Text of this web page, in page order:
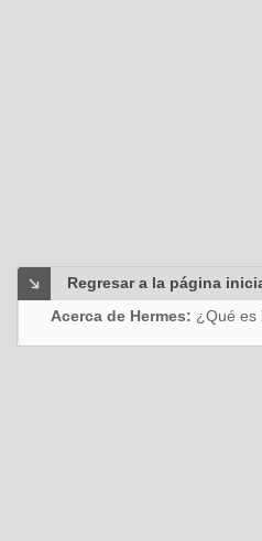
Regresar a la página
Acerca de Hermes: ¿Qué es